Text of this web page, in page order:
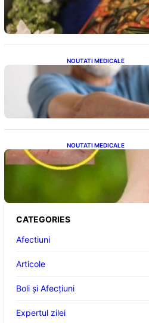
NOUTATI MEDICALE
Îmbunătățirea
Patru exerciții
tensiunii arteriale
NOUTATI MEDICALE
Cum bacteriile
țânțarilor: O nouă
CATEGORIES
Afectiuni
Articole
Boli și Afecțiuni
Expertul zilei